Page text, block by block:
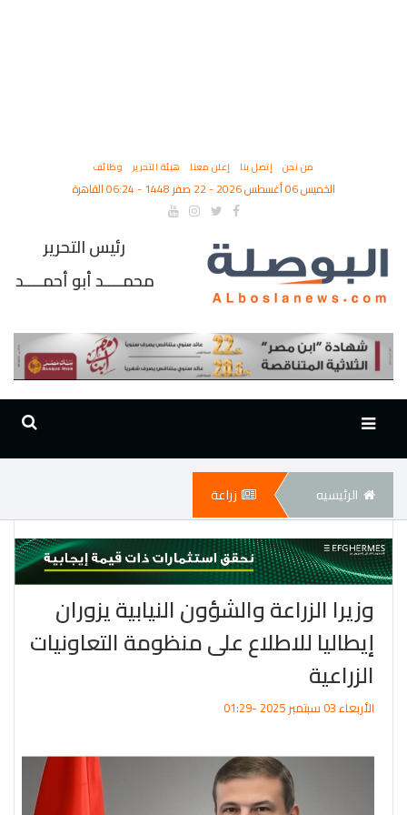
من نحن إتصل بنا إعلن معنا هيئة التحرير وظائف
الخميس 06 أغسطس 2026 - 22 صفر 1448 - 06:24 القاهرة
رئيس التحرير
محمــــد أبو أحمــــد
الرئيسيه زراعة
وزيرا الزراعة والشؤون النيابية يزوران
إيطاليا للاطلاع على منظومة التعاونيات
الزراعية
الأربعاء 03 سبتمبر 2025 -01:29